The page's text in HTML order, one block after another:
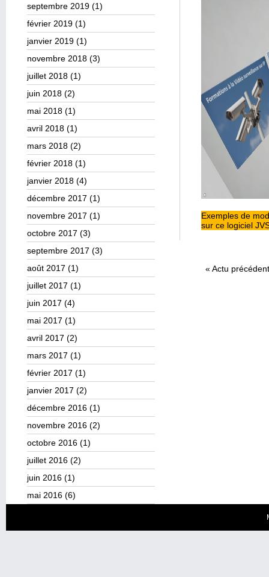
septembre 2019 (1)
février 2019 (1)
janvier 2019 (1)
novembre 2018 (3)
juillet 2018 (1)
juin 2018 (2)
mai 2018 (1)
avril 2018 (1)
mars 2018 (2)
février 2018 (1)
janvier 2018 (4)
décembre 2017 (1)
novembre 2017 (1)
octobre 2017 (3)
septembre 2017 (3)
août 2017 (1)
juillet 2017 (1)
juin 2017 (4)
mai 2017 (1)
avril 2017 (2)
mars 2017 (1)
février 2017 (1)
janvier 2017 (2)
décembre 2016 (1)
novembre 2016 (2)
octobre 2016 (1)
juillet 2016 (2)
juin 2016 (1)
mai 2016 (6)
Exemples de
sur ce logiciel
« Actu